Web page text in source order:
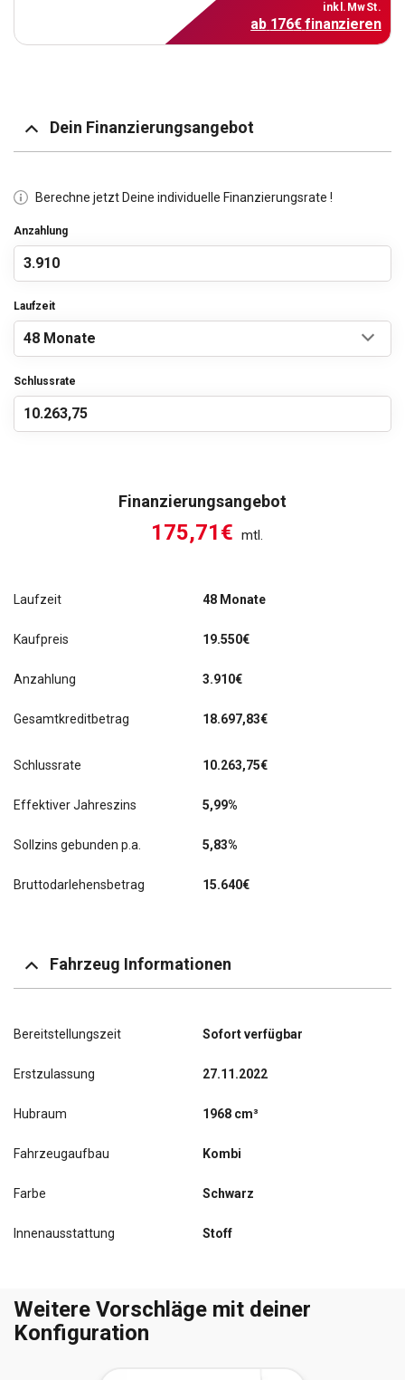
inkl.MwSt.
ab 176€finanzieren
Dein Finanzierungsangebot
Berechne jetzt Deine individuelle Finanzierungsrate !
Anzahlung
Laufzeit
Schlussrate
Finanzierungsangebot
175,71€ mtl.
Laufzeit 48 Monate
Kaufpreis 19.550€
Anzahlung 3.910€
Gesamtkreditbetrag 18.697,83€
Schlussrate 10.263,75€
Effektiver Jahreszins 5,99%
Sollzins gebunden p.a. 5,83%
Bruttodarlehensbetrag 15.640€
Fahrzeug Informationen
Bereitstellungszeit Sofort verfügbar
Erstzulassung 27.11.2022
Hubraum 1968 cm³
Fahrzeugaufbau Kombi
Farbe Schwarz
Innenausstattung Stoff
Weitere Vorschläge mit deiner
Konfiguration